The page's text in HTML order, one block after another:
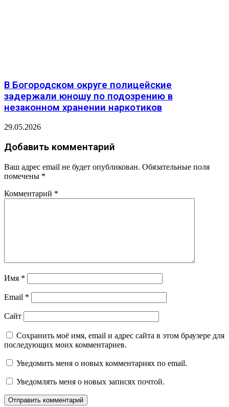
В Богородском округе полицейские
задержали юношу по подозрению в
незаконном хранении наркотиков
29.05.2026
Добавить комментарий
Ваш адрес email не будет опубликован. Обязательные поля
помечены *
Комментарий *
Имя *
Email *
Сайт
Сохранить моё имя, email и адрес сайта в этом браузере для
последующих моих комментариев.
Уведомить меня о новых комментариях по email.
Уведомлять меня о новых записях почтой.